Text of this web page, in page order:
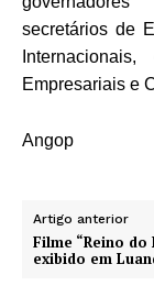
secretários de
Empresariais e
Angop
Artigo anterior
Filme “Reino do
exibido em